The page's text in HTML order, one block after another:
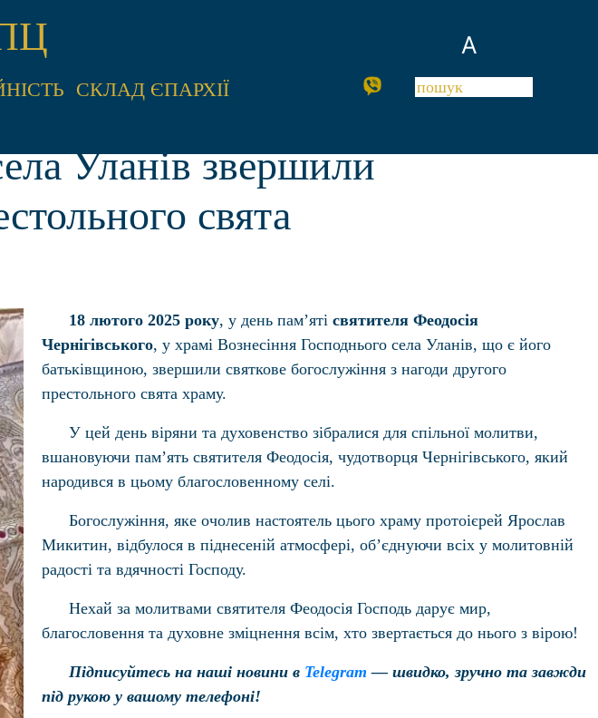
A
СКЛАД ЄПАРХІЇ
Уланів звершили
свята
18 лютого 2025 року, у день пам’яті святителя Феодосія
Чернігівського, у храмі Вознесіння Господнього села Уланів, що є його
батьківщиною, звершили святкове богослужіння з нагоди другого
престольного свята храму.
У цей день віряни та духовенство зібралися для спільної молитви,
вшановуючи пам’ять святителя Феодосія, чудотворця Чернігівського, який
народився в цьому благословенному селі.
Богослужіння, яке очолив настоятель цього храму протоієрей Ярослав
Микитин, відбулося в піднесеній атмосфері, об’єднуючи всіх у молитовній
радості та вдячності Господу.
Нехай за молитвами святителя Феодосія Господь дарує мир,
благословення та духовне зміцнення всім, хто звертається до нього з вірою!
Підписуйтесь на наші новини в Telegram — швидко, зручно та завжди
під рукою у вашому телефоні!